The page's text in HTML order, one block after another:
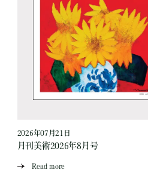
2026年07月21日
月刊美術2026年8月号
Read more